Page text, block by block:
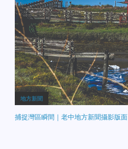
地方新聞
捕捉灣區瞬間｜老中地方新聞攝影版面